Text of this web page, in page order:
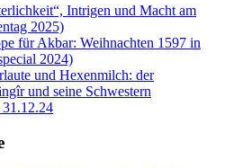
Intrigen und Macht am
2025)
für Akbar: Weihnachten 1597 in
2024)
und Hexenmilch: der
und seine Schwestern